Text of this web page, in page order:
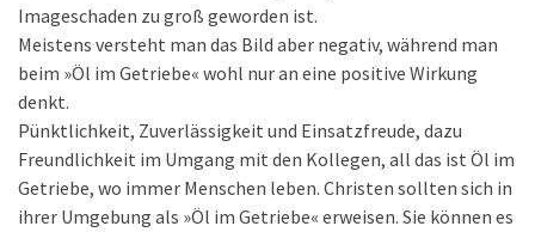
Imageschaden zu groß geworden ist.
Meistens versteht man das Bild aber negativ, während man
beim »Öl im Getriebe« wohl nur an eine positive Wirkung
denkt.
Pünktlichkeit, Zuverlässigkeit und Einsatzfreude, dazu
Freundlichkeit im Umgang mit den Kollegen, all das ist Öl im
Getriebe, wo immer Menschen leben. Christen sollten sich in
ihrer Umgebung als »Öl im Getriebe« erweisen. Sie können es